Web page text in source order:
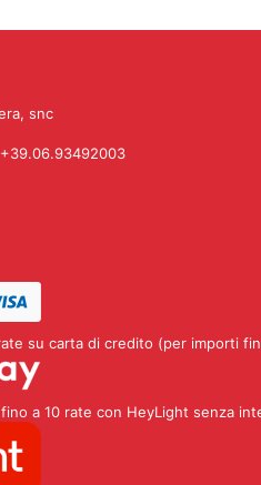
snc
+39.06.93492003
su carta di credito (per importi
a 10 rate con HeyLight senza